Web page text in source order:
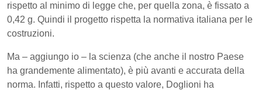
rispetto al minimo di legge che, per quella zona, è fissato a
0,42 g. Quindi il progetto rispetta la normativa italiana per le
costruzioni.
Ma – aggiungo io – la scienza (che anche il nostro Paese
ha grandemente alimentato), è più avanti e accurata della
norma. Infatti, rispetto a questo valore, Doglioni ha